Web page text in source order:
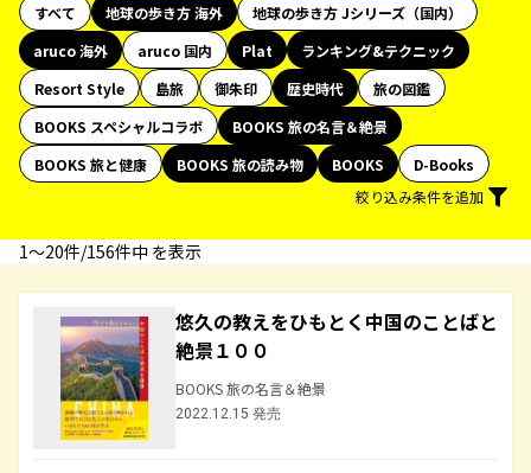
すべて 地球の歩き方 海外
地球の歩き方 Jシリーズ（国内）
aruco 海外
aruco 国内 Plat
ランキング&テクニック
Resort Style
島旅 御朱印 歴史時代
旅の図鑑
BOOKS スペシャルコラボ
BOOKS 旅の名言＆絶景
BOOKS 旅と健康
BOOKS 旅の読み物 BOOKS
D-Books
絞り込み条件を追加
1〜20件/156件中 を表示
悠久の教えをひもとく中国のことばと
絶景１００
BOOKS 旅の名言＆絶景
2022.12.15 発売